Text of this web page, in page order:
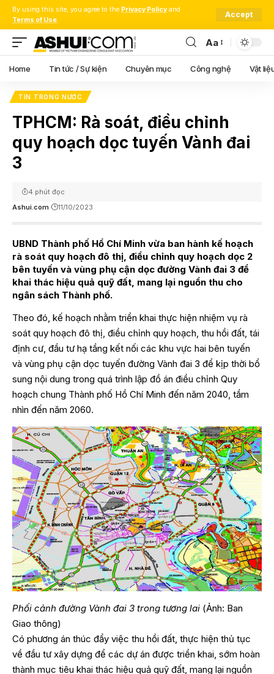
By using this site, you agree to the Privacy Policy and
Terms of Use.
Accept
Font
Resizer
Aa
Home Tin tức / Sự kiện Chuyên mục Công nghệ Vật
TIN TRONG NƯỚC
TPHCM: Rà soát, điều chỉnh
quy hoạch dọc tuyến Vành đai
3
Ashui.com 11/10/2023
4 phút đọc
UBND Thành phố Hồ Chí Minh vừa ban hành kế hoạch
rà soát quy hoạch đô thị, điều chỉnh quy hoạch dọc 2
bên tuyến và vùng phụ cận dọc đường Vành đai 3 để
khai thác hiệu quả quỹ đất, mang lại nguồn thu cho
ngân sách Thành phố.
Theo đó, kế hoạch nhằm triển khai thực hiện nhiệm vụ rà
soát quy hoạch đô thị, điều chỉnh quy hoạch, thu hồi đất, tái
định cư, đầu tư hạ tầng kết nối các khu vực hai bên tuyến
và vùng phụ cận dọc tuyến đường Vành đai 3 để kịp thời bổ
sung nội dung trong quá trình lập đồ án điều chỉnh Quy
hoạch chung Thành phố Hồ Chí Minh đến năm 2040, tầm
nhìn đến năm 2060.
Phối cảnh đường Vành đai 3 trong tương lai (Ảnh: Ban
Giao thông)
Có phương án thúc đẩy việc thu hồi đất, thực hiện thủ tục
về đầu tư xây dựng để các dự án được triển khai, sớm hoàn
thành mục tiêu khai thác hiệu quả quỹ đất, mang lại nguồn